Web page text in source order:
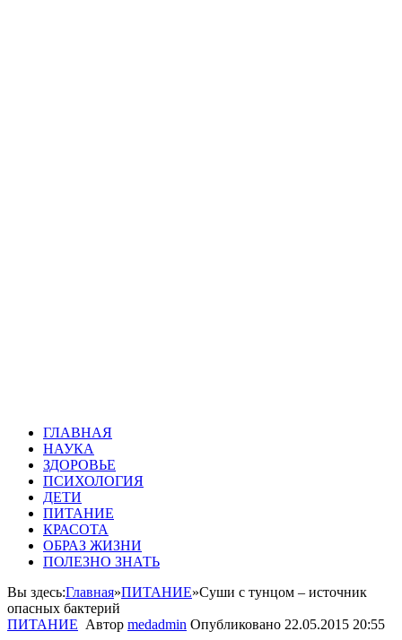
ГЛАВНАЯ
НАУКА
ЗДОРОВЬЕ
ПСИХОЛОГИЯ
ДЕТИ
ПИТАНИЕ
КРАСОТА
ОБРАЗ ЖИЗНИ
ПОЛЕЗНО ЗНАТЬ
Вы здесь:Главная»ПИТАНИЕ»Суши с тунцом – источник
опасных бактерий
ПИТАНИЕ Автор medadmin Опубликовано 22.05.2015 20:55